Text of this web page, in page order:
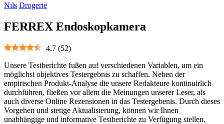
Nils Drogerie
FERREX Endoskopkamera
4.7 (52)
Unsere Testberichte fußen auf verschiedenen Variablen, um ein
möglichst objektives Testergebnis zu schaffen. Neben der
empirischen Produkt-Analyse die unsere Redakteure kontinuirlich
durchführen, fließen vor allem die Meinungen unserer Leser, als
auch diverse Online Rezensionen in das Testergebenis. Durch dieses
Vorgehen und stetige Aktualisierung, können wir Ihnen
unabhängige und informative Testberichte zu Verfügung stellen.